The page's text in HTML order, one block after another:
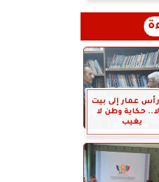
عمار إلى بيت
حكاية وطن لا
يغيب